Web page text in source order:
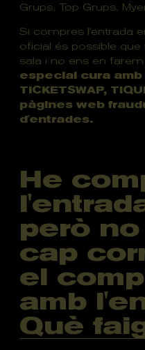
Grups, Top Grups,
Si compres l'entrada
oficial és possible
sala i no ens en farem
especial cura amb
TICKETSWAP,
pàgines web
d'entrades.
He
però
cap
el
amb
Què